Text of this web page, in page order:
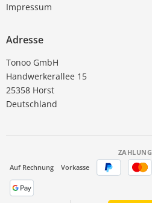
Impressum
Adresse
Tonoo GmbH
Handwerkerallee 15
25358 Horst
Deutschland
ZAHLUNG
Auf Rechnung
Vorkasse